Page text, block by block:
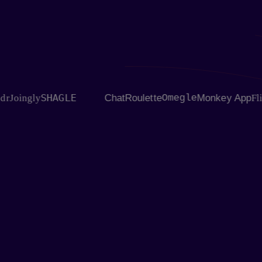
SHAGLE ChatRouletteOmegleMonkey App